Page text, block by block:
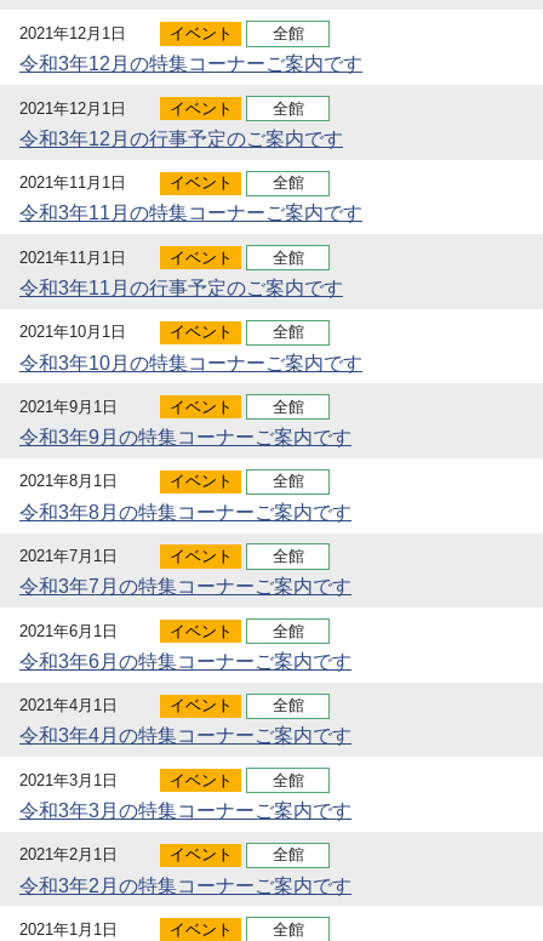
2021年12月1日 イベント 全館
令和3年12月の特集コーナーご案内です
2021年12月1日 イベント 全館
令和3年12月の行事予定のご案内です
2021年11月1日 イベント 全館
令和3年11月の特集コーナーご案内です
2021年11月1日 イベント 全館
令和3年11月の行事予定のご案内です
2021年10月1日 イベント 全館
令和3年10月の特集コーナーご案内です
2021年9月1日 イベント 全館
令和3年9月の特集コーナーご案内です
2021年8月1日 イベント 全館
令和3年8月の特集コーナーご案内です
2021年7月1日 イベント 全館
令和3年7月の特集コーナーご案内です
2021年6月1日 イベント 全館
令和3年6月の特集コーナーご案内です
2021年4月1日 イベント 全館
令和3年4月の特集コーナーご案内です
2021年3月1日 イベント 全館
令和3年3月の特集コーナーご案内です
2021年2月1日 イベント 全館
令和3年2月の特集コーナーご案内です
2021年1月1日 イベント 全館